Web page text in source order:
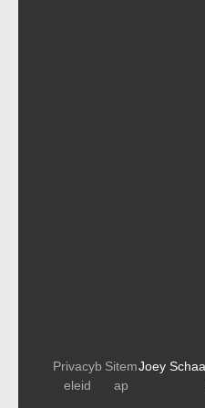
Joey
Privacyb
eleid
Sitem
ap